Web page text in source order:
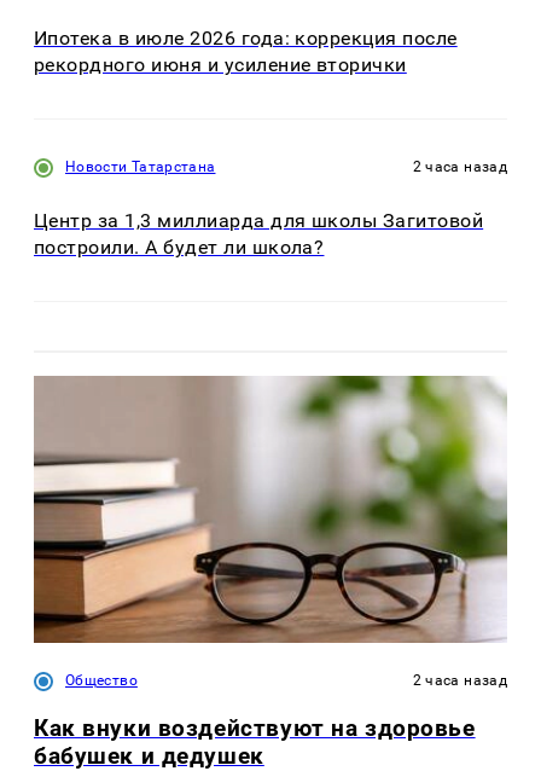
Ипотека в июле 2026 года: коррекция после
рекордного июня и усиление вторички
Новости Татарстана 2 часа назад
Центр за 1,3 миллиарда для школы Загитовой
построили. А будет ли школа?
Общество 2 часа назад
Как внуки воздействуют на здоровье
бабушек и дедушек